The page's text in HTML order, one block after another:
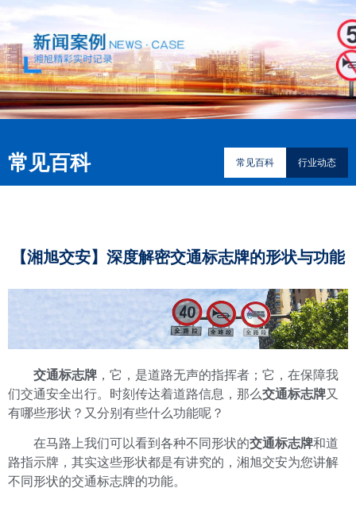
常见百科 常见百科 行业动态
【湘旭交安】深度解密交通标志牌的形状与功能
交通标志牌 ，它，是道路无声的指挥者；它，在保障我
们交通安全出行。时刻传达着道路信息，那么交通标志牌又
有哪些形状？又分别有些什么功能呢？
在马路上我们可以看到各种不同形状的交通标志牌和道
路指示牌，其实这些形状都是有讲究的，湘旭交安为您讲解
不同形状的交通标志牌的功能。